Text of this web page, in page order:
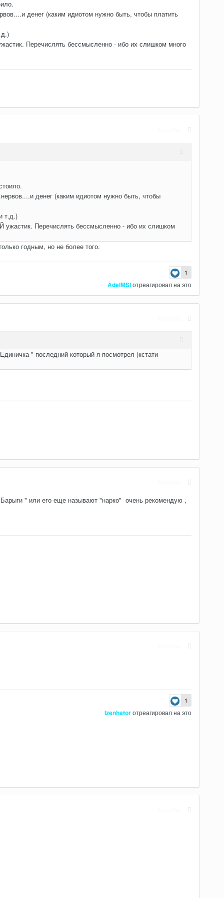
денег (каким идиотом нужно быть, чтобы платить
Перечислять бессмысленно - ибо их слишком много
денег (каким идиотом нужно быть, чтобы
т.д.)
Перечислять бессмысленно - ибо их слишком
годным, но не более того.
1
AdelMSIотреагировал на это
" последний который я посмотрел )кстати
" или его еще называют "нарко" очень рекомендую ,
1
Izenhatorотреагировал на это